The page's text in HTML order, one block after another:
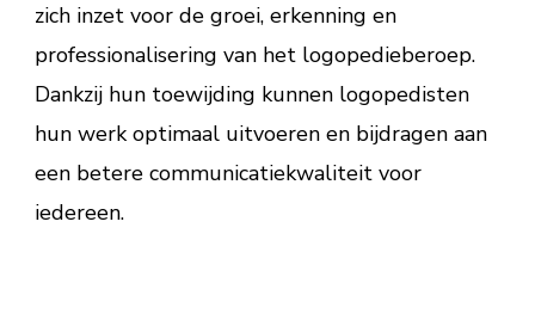
zich inzet voor de groei, erkenning en
professionalisering van het logopedieberoep.
Dankzij hun toewijding kunnen logopedisten
hun werk optimaal uitvoeren en bijdragen aan
een betere communicatiekwaliteit voor
iedereen.